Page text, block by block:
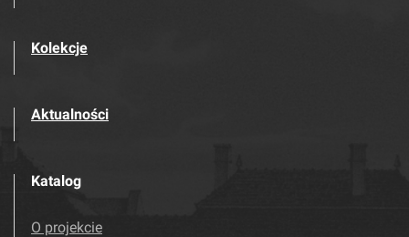
Kolekcje
Aktualności
Katalog
O projekcie